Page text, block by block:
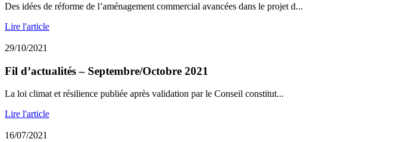
Des idées de réforme de l’aménagement commercial avancées dans le projet d...
Lire l'article
29/10/2021
Fil d’actualités – Septembre/Octobre 2021
La loi climat et résilience publiée après validation par le Conseil constitut...
Lire l'article
16/07/2021